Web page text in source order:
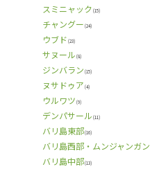
スミニャック (15)
チャングー (24)
ウブド (23)
サヌール (8)
ジンバラン (15)
ヌサドゥア (4)
ウルワツ (9)
デンパサール (11)
バリ島東部(16)
バリ島西部・ムンジャンガン
バリ島中部(13)